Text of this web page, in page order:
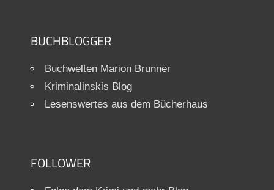
BUCHBLOGGER
Buchwelten Marion Brunner
Kriminalinskis Blog
Lesenswertes aus dem Bücherhaus
FOLLOWER